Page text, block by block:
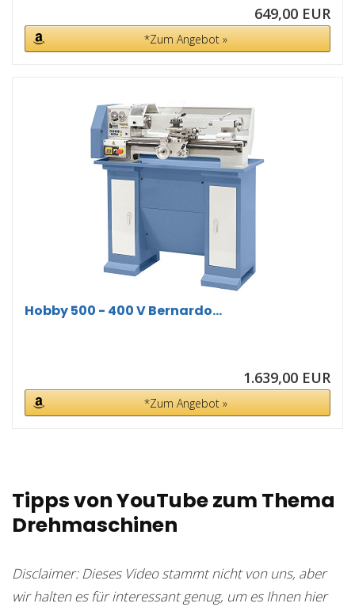
649,00 EUR
*Zum Angebot »
Hobby 500 - 400 V Bernardo...
1.639,00 EUR
*Zum Angebot »
Tipps von YouTube zum Thema
Drehmaschinen
Disclaimer: Dieses Video stammt nicht von uns, aber
wir halten es für interessant genug, um es Ihnen hier